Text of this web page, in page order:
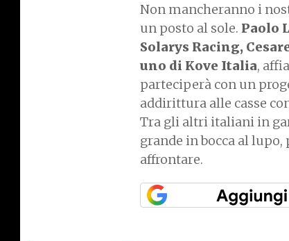
Non mancheranno i
un posto al sole. Paolo
Solarys Racing,
uno di Kove Italia,
parteciperà con un
addirittura alle casse
Tra gli altri italiani in
grande in bocca al
affrontare.